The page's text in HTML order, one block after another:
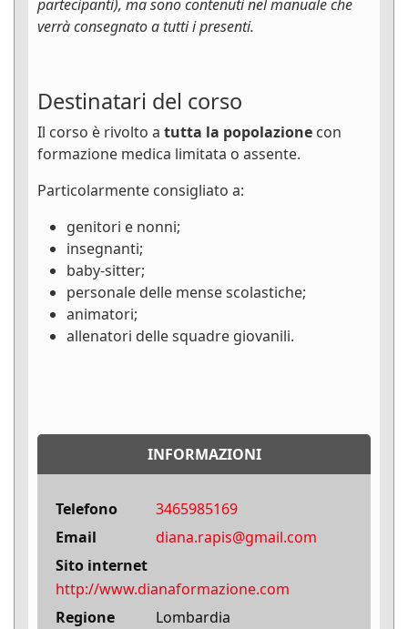
partecipanti), ma sono contenuti nel manuale che
verrà consegnato a tutti i presenti.
Destinatari del corso
Il corso è rivolto a tutta la popolazione con
formazione medica limitata o assente.
Particolarmente consigliato a:
genitori e nonni;
insegnanti;
baby-sitter;
personale delle mense scolastiche;
animatori;
allenatori delle squadre giovanili.
INFORMAZIONI
Telefono
3465985169
Email
diana.rapis@gmail.com
Sito internet
http://www.dianaformazione.com
Regione
Lombardia